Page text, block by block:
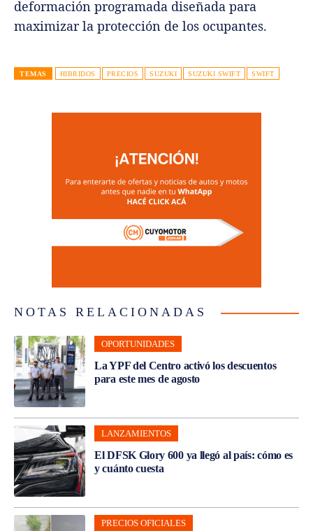
deformación programada diseñada para
maximizar la protección de los ocupantes.
TEMAS HIBRIDOS PRECIOS SUZUKI SUZUKI SWIFT SWIFT
NOTAS RELACIONADAS
OPORTUNIDADES
La YPF del Centro activó los descuentos
para este mes de agosto
LANZAMIENTOS
El DFSK Glory 600 ya llegó al país: cómo es
y cuánto cuesta
PRECIOS OFICIALES